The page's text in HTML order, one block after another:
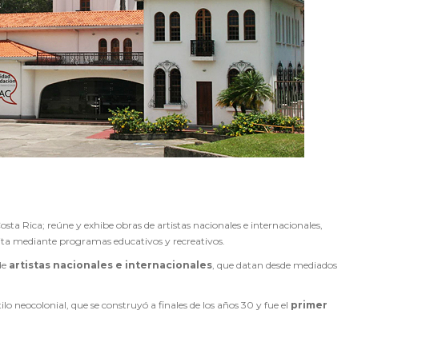
Rica; reúne y exhibe obras de artistas nacionales e internacionales,
mediante programas educativos y recreativos.
artistas nacionales e internacionales , que datan desde mediados
neocolonial, que se construyó a finales de los años 30 y fue el primer